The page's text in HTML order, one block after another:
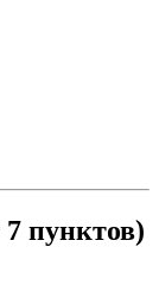
пунктов)